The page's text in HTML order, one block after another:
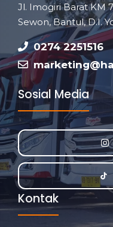
Jl. Imogiri Barat KM
Sewon, Bantul, D.I.
0274 2251516
Sosial Media
Kontak